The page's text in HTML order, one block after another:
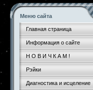
Меню сайта
Главная страница
Информация о сайте
Н О В И Ч К А М !
Рэйки
Диагностика и исцеление